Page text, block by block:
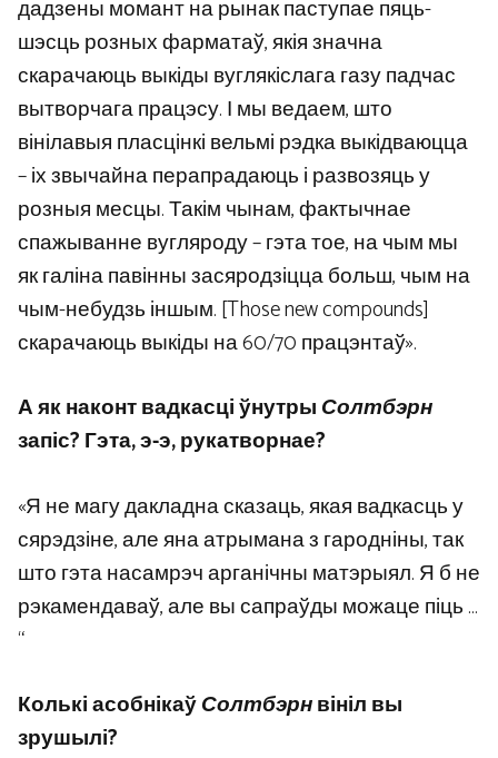
дадзены момант на рынак паступае пяць-
шэсць розных фарматаў, якія значна
скарачаюць выкіды вуглякіслага газу падчас
вытворчага працэсу. І мы ведаем, што
вінілавыя пласцінкі вельмі рэдка выкідваюцца
– іх звычайна перапрадаюць і развозяць у
розныя месцы. Такім чынам, фактычнае
спажыванне вугляроду – гэта тое, на чым мы
як галіна павінны засяродзіцца больш, чым на
чым-небудзь іншым. [Those new compounds]
скарачаюць выкіды на 60/70 працэнтаў».
А як наконт вадкасці ўнутрыСолтбэрн
запіс? Гэта, э-э, рукатворнае?
«Я не магу дакладна сказаць, якая вадкасць у
сярэдзіне, але яна атрымана з гародніны, так
што гэта насамрэч арганічны матэрыял. Я б не
рэкамендаваў, але вы сапраўды можаце піць …
“
Колькі асобнікаўСолтбэрнвініл вы
зрушылі?